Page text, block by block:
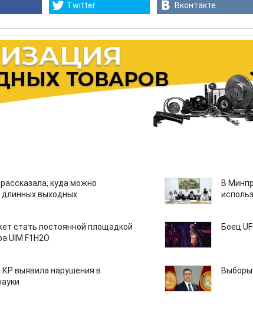
Twitter Вконтакте
куда можно
длинных выходных
В
стать постоянной площадкой
UIM F1H2O
Боец
КР выявила нарушения в